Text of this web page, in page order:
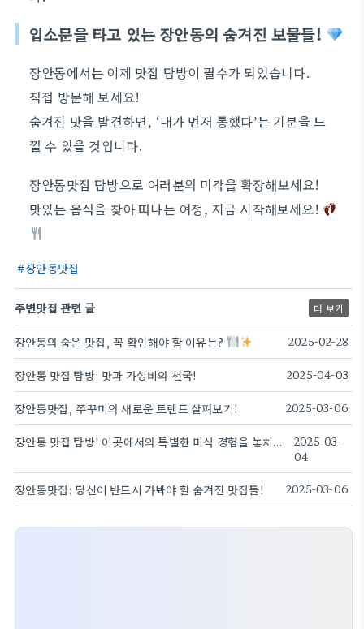
입소문을 타고 있는 장안동의 숨겨진 보물들!
장안동에서는 이제 맛집 탐방이 필수가 되었습니다.
직접 방문해 보세요!
숨겨진 맛을 발견하면, ‘내가 먼저 통했다’는 기분을 느
낄 수 있을 것입니다.
장안동맛집 탐방으로 여러분의 미각을 확장해보세요!
맛있는 음식을 찾아 떠나는 여정, 지금 시작해보세요!
장안동맛집
주변맛집 관련 글 더 보기
장안동의 숨은 맛집, 꼭 확인해야 할 이유는? 2025-02-28
장안동 맛집 탐방: 맛과 가성비의 천국! 2025-04-03
장안동맛집, 쭈꾸미의 새로운 트렌드 살펴보기! 2025-03-06
장안동 맛집 탐방! 이곳에서의 특별한 미식 경험을 놓치지 마세요!
2025-03-
04
장안동맛집: 당신이 반드시 가봐야 할 숨겨진 맛집들! 2025-03-06